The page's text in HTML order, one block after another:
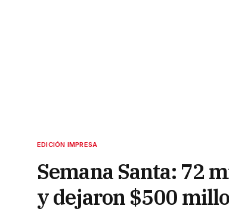
EDICIÓN IMPRESA
Semana Santa: 72
y dejaron $500